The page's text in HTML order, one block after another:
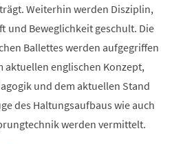
Weiterhin werden Disziplin,
und Beweglichkeit geschult. Die
Ballettes werden aufgegriffen
englischen Konzept,
und dem aktuellen Stand
des Haltungsaufbaus wie auch
werden vermittelt.